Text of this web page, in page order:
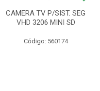
CAMERA TV P/SIST. SEG
VHD 3206 MINI SD
Código: 560174